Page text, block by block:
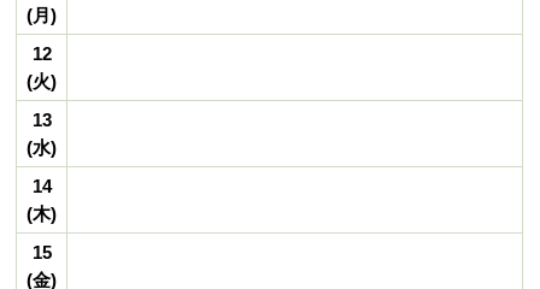
(月)
12
(火)
13
(水)
14
(木)
15
(金)